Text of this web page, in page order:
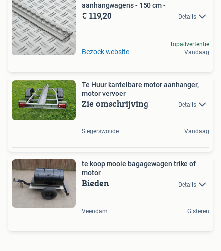
aanhangwagens - 150 cm -
€ 119,20 Details
Bezoek website
Topadvertentie
Vandaag
Te Huur kantelbare motor aanhanger,
motor vervoer
Zie omschrijving Details
Siegerswoude Vandaag
te koop mooie bagagewagen trike of
motor
Bieden Details
Veendam Gisteren